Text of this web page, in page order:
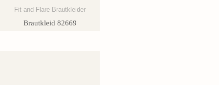
Fit and Flare Brautkleider
Brautkleid 82669